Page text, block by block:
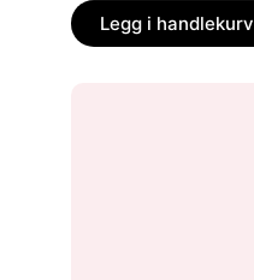
Legg i handlekurv